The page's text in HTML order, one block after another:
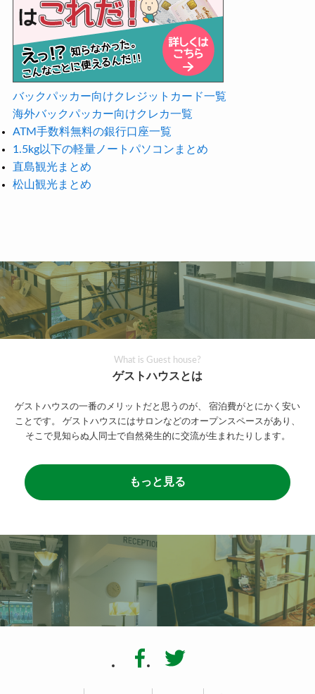
バックパッカー向けクレジットカード一覧
海外バックパッカー向けクレカ一覧
ATM手数料無料の銀行口座一覧
1.5kg以下の軽量ノートパソコンまとめ
直島観光まとめ
松山観光まとめ
What is Guest house?
ゲストハウスとは
ゲストハウスの一番のメリットだと思うのが、
宿泊費がとにかく安い
ことです。
ゲストハウスにはサロンなどのオープンスペースがあり、
そこで見知らぬ人同士で自然発生的に交流が生まれたりします。
もっと見る